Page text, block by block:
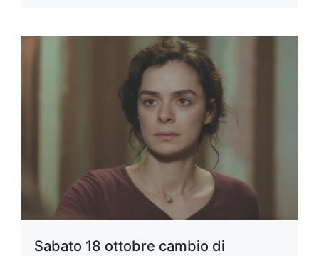
Sabato 18 ottobre cambio di